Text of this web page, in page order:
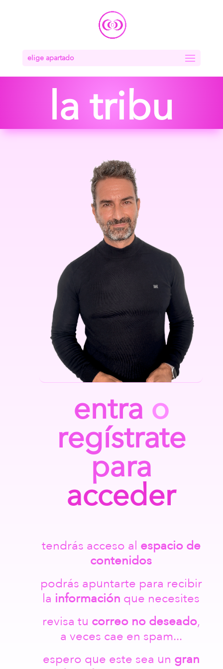
elige apartado
la tribu
entra o
regístrate
para
acceder
tendrás acceso al espacio de
contenidos
podrás apuntarte para recibir
la información que necesites
revisa tu correo no deseado,
a veces cae en spam...
espero que este sea un gran